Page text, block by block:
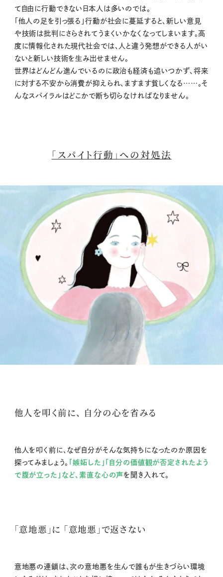
て自由に行動できない日本人は多いのでは。
「他人の足を引っ張る」行動が社会に蔓延すると、新しい意見
や技術は批判にさらされてうまくいかなくなってしまいます。高
度に情報化された現代社会では、人と違う発想ができる人がい
ないと新しい技術を生み出せません。
世界はどんどん進んでいるのに政治も経済も追いつかず、将来
に対する不安から消費が抑えられ、ますます貧しくなる……。そ
んなスパイラルはどこかで断ち切らなければなりません。
「スパイト行動」への対処法
他人を叩く前に、 自分の心を省みる
他人を叩く前に、なぜ自分がそんな気持ちになったのか原因を
探ってみましょう。 「嫉妬した」「自分の価値観が否定されたよう
で腹が立った」など、素直な心の声を聞き入れて。
「意地悪」に 「意地悪」で返さない
意地悪の連鎖は、次の意地悪を生んで誰もが生きづらい環境